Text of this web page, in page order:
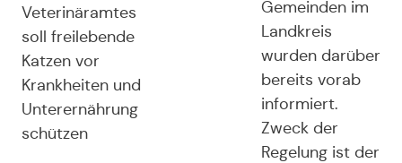
Veterinäramtes
soll freilebende
Katzen vor
Krankheiten und
Unterernährung
schützen
Gemeinden im
Landkreis
wurden darüber
bereits vorab
informiert.
Zweck der
Regelung ist der